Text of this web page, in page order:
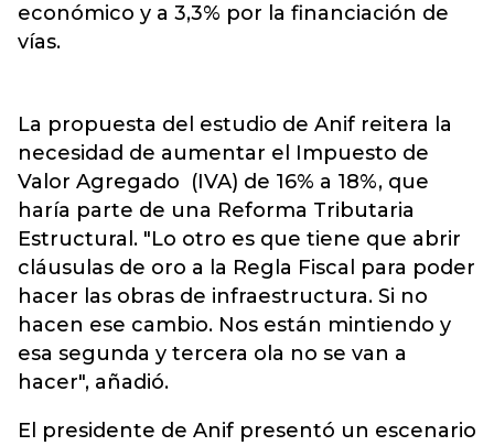
económico y a 3,3% por la financiación de
vías.
La propuesta del estudio de Anif reitera la
necesidad de aumentar el Impuesto de
Valor Agregado (IVA) de 16% a 18%, que
haría parte de una Reforma Tributaria
Estructural. "Lo otro es que tiene que abrir
cláusulas de oro a la Regla Fiscal para poder
hacer las obras de infraestructura. Si no
hacen ese cambio. Nos están mintiendo y
esa segunda y tercera ola no se van a
hacer", añadió.
El presidente de Anif presentó un escenario